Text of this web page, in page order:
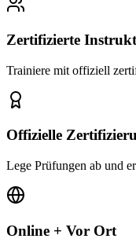
Zertifizierte
Trainiere mit offiziell
Offizielle
Lege Prüfungen ab und
Online + Vor Ort